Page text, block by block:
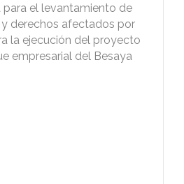
el levantamiento de
derechos afectados por
la ejecución del proyecto
empresarial del Besaya